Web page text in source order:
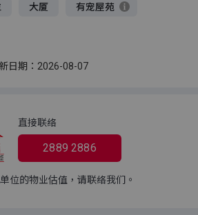
大厦 有宠屋苑
日期：2026-08-07
直接联络
2889 2886
位的物业估值，请联络我们。